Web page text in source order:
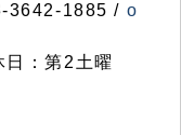
3642-1885 / o
：第2土曜